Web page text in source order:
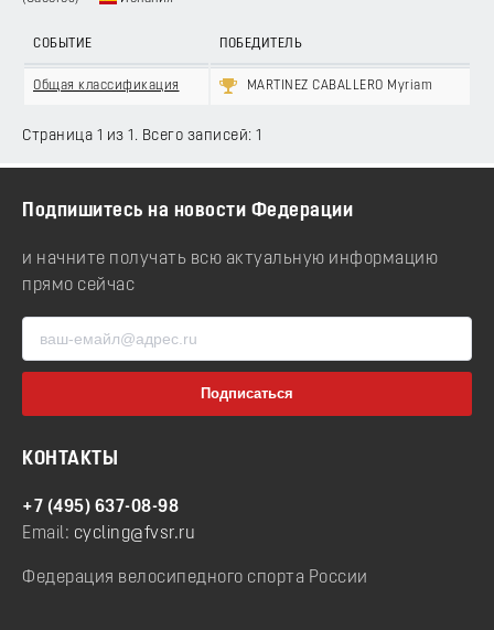
СОБЫТИЕ ПОБЕДИТЕЛЬ
Общая классификация MARTINEZ CABALLERO Myriam
Страница 1 из 1. Всего записей: 1
Подпишитесь на новости Федерации
и начните получать всю актуальную информацию
прямо сейчас
КОНТАКТЫ
+7 (495) 637-08-98
Email: cycling@fvsr.ru
Федерация велосипедного спорта России